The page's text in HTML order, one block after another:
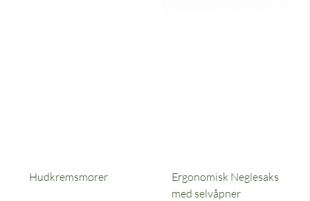
Hudkremsmører
Ergonomisk Neglesaks
med selvåpner